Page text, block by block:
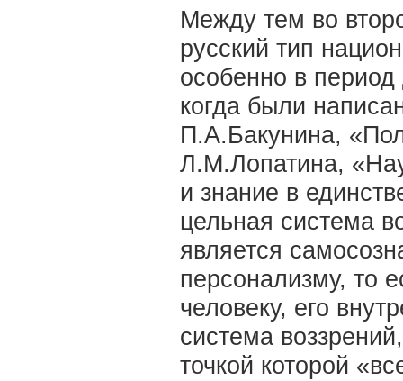
Между тем во
русский тип
особенно в период
когда были
П.А.Бакунина,
Л.М.Лопатина,
и знание в
цельная система
является
персонализму, то
человеку, его
система
точкой которой